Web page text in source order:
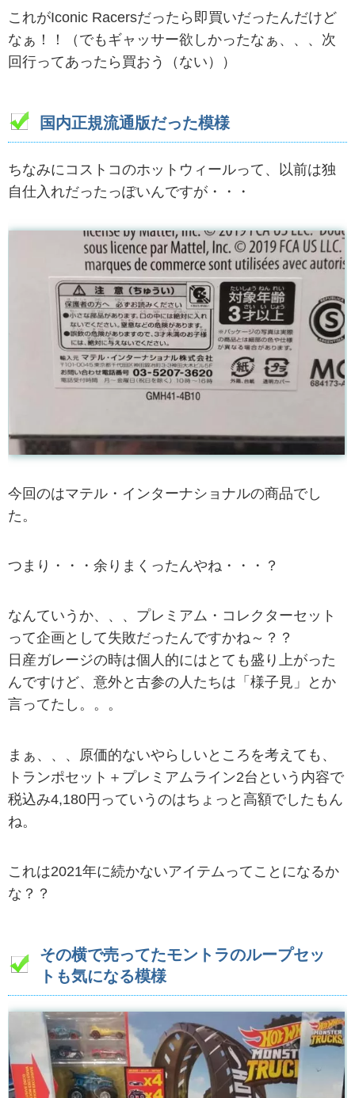
これがIconic Racersだったら即買いだったんだけど
なぁ！！（でもギャッサー欲しかったなぁ、、、次
回行ってあったら買おう（ない））
国内正規流通版だった模様
ちなみにコストコのホットウィールって、以前は独
自仕入れだったっぽいんですが・・・
今回のはマテル・インターナショナルの商品でし
た。
つまり・・・余りまくったんやね・・・？
なんていうか、、、プレミアム・コレクターセット
って企画として失敗だったんですかね～？？
日産ガレージの時は個人的にはとても盛り上がった
んですけど、意外と古参の人たちは「様子見」とか
言ってたし。。。
まぁ、、、原価的ないやらしいところを考えても、
トランポセット＋プレミアムライン2台という内容で
税込み4,180円っていうのはちょっと高額でしたもん
ね。
これは2021年に続かないアイテムってことになるか
な？？
その横で売ってたモントラのループセッ
トも気になる模様